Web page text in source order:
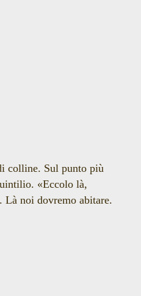
colline. Sul punto più
«Eccolo là,
Là noi dovremo abitare.